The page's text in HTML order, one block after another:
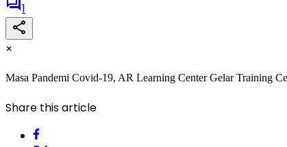
1
×
Masa Pandemi Covid-19, AR Learning Center Gelar Training
Share this article